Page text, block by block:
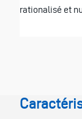
rationalisé et